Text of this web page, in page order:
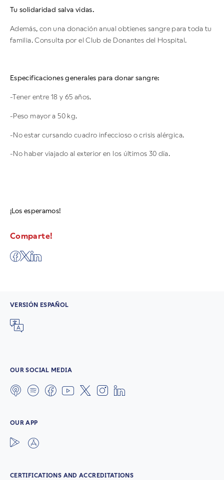
Tu solidaridad salva vidas.
Además, con una donación anual obtienes sangre para toda tu
familia. Consulta por el Club de Donantes del Hospital.
Especificaciones generales para donar sangre:
-Tener entre 18 y 65 años.
-Peso mayor a 50 kg.
-No estar cursando cuadro infeccioso o crisis alérgica.
-No haber viajado al exterior en los últimos 30 día.
¡Los esperamos!
Comparte!
VERSIÓN ESPAÑOL
OUR SOCIAL MEDIA
OUR APP
CERTIFICATIONS AND ACCREDITATIONS